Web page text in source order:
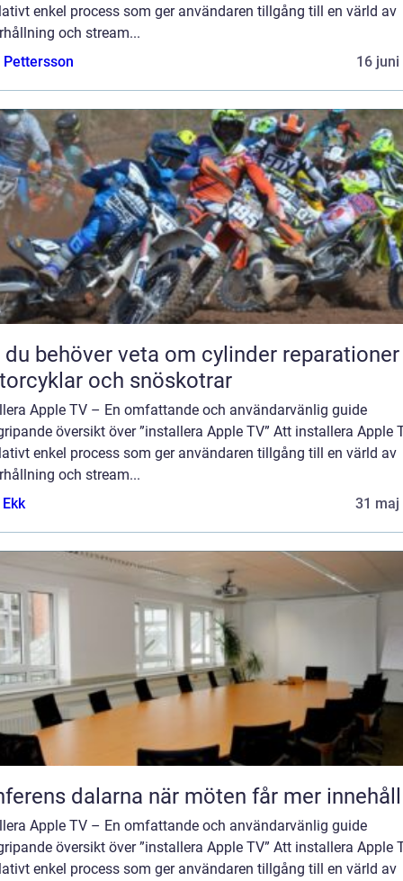
enkel process som ger användaren tillgång till en värld av
och stream...
16 juni
behöver veta om cylinder
och snöskotrar
Apple TV – En omfattande och användarvänlig guide
översikt över ”installera Apple TV” Att installera Apple
enkel process som ger användaren tillgång till en värld av
och stream...
31 maj
Konferens dalarna när möten får mer innehåll
Apple TV – En omfattande och användarvänlig guide
översikt över ”installera Apple TV” Att installera Apple
enkel process som ger användaren tillgång till en värld av